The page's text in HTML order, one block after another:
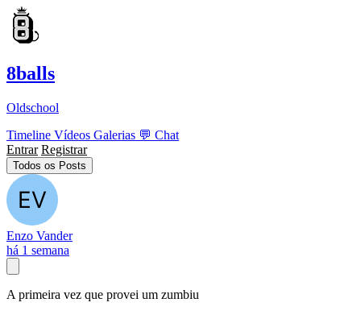
8balls
Oldschool
Timeline Vídeos Galerias 💬 Chat
Entrar Registrar
Todos os Posts
Enzo Vander
há 1 semana
A primeira vez que provei um zumbiu